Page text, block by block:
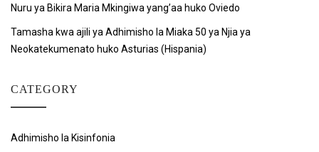
Nuru ya Bikira Maria Mkingiwa yang’aa huko Oviedo
Tamasha kwa ajili ya Adhimisho la Miaka 50 ya Njia ya
Neokatekumenato huko Asturias (Hispania)
CATEGORY
Adhimisho la Kisinfonia